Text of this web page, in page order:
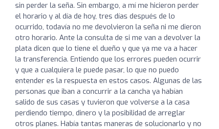
sin perder la seña. Sin embargo, a mí me hicieron perder
el horario y al día de hoy, tres días después de lo
ocurrido, todavía no me devolvieron la seña ni me dieron
otro horario. Ante la consulta de si me van a devolver la
plata dicen que lo tiene el dueño y que ya me va a hacer
la transferencia. Entiendo que los errores pueden ocurrir
y que a cualquiera le puede pasar, lo que no puedo
entender es la respuesta en estos casos. Algunas de las
personas que iban a concurrir a la cancha ya habían
salido de sus casas y tuvieron que volverse a la casa
perdiendo tiempo, dinero y la posibilidad de arreglar
otros planes. Había tantas maneras de solucionarlo y no